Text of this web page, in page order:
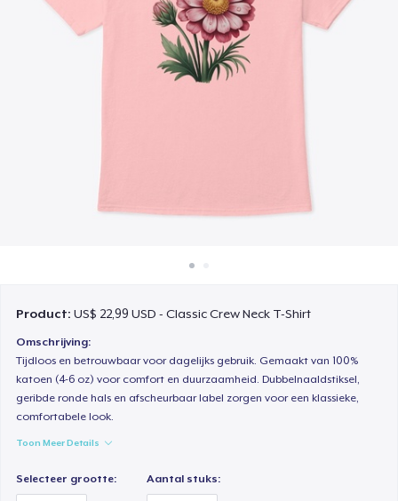
Verkoop overal
Verkoop alles
Product:US$ 22,99 USD - Classic Crew Neck T-Shirt
Omschrijving:
Tijdloos en betrouwbaar voor dagelijks gebruik. Gemaakt van 100%
katoen (4-6 oz) voor comfort en duurzaamheid. Dubbelnaaldstiksel,
geribde ronde hals en afscheurbaar label zorgen voor een klassieke,
comfortabele look.
Toon Meer Details
Selecteer grootte: Aantal stuks: